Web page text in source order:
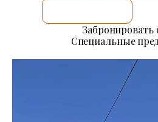
Забронировать
Специальные